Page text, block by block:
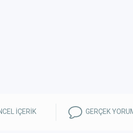
İÇERİK GERÇEK